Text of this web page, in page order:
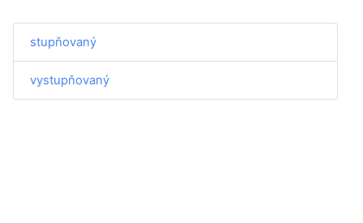
stupňovaný
vystupňovaný